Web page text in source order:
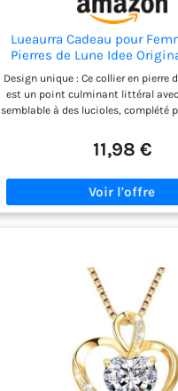
Lueaurra Cadeau pour
Pierres de Lune Idee
Ado Fille Cadeaux Noel
Anniversaire Collier pour
Sœur Amie
Design unique : Ce collier en pierre
est un point culminant littéral
semblable à des lucioles, complété
quotidien ou pour des occasions
ajoutera une touche de charme
accompagné d'une carte et d'une
exquises, donnant à votre
Que ce soit pour vous-même ou
camaraderie et de chaleur spéciales.
la pierre de lune : La pierre de lune
pour être la "pierre du bonheur",
d'apporter une énergie positive,
émotions, et de renforcer la
portant ce collier, laissez le pouvoir
lune vous accompagner chaque
chance et bonheur. Émotions et
11,98 €